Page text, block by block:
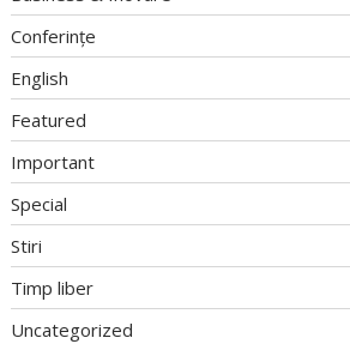
Conferințe
English
Featured
Important
Special
Stiri
Timp liber
Uncategorized